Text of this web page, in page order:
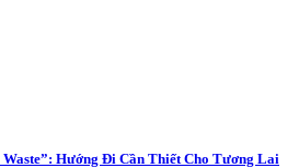
Hướng Đi Cần Thiết Cho Tương Lai